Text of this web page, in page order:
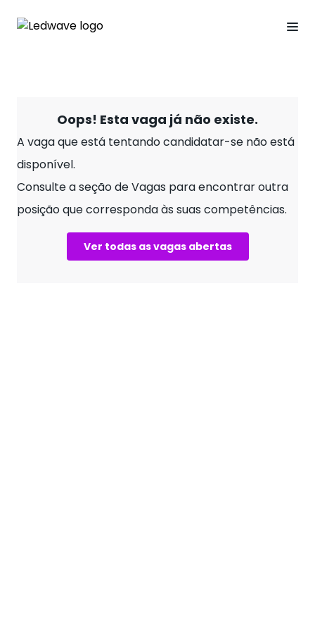
Oops! Esta vaga já não existe.
A vaga que está tentando candidatar-se não está
disponível.
Consulte a seção de Vagas para encontrar outra
posição que corresponda às suas competências.
Ver todas as vagas abertas